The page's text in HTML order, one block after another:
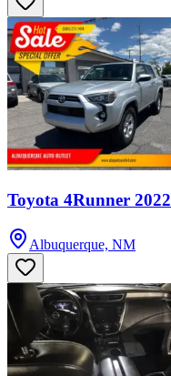
Toyota 4Runner 2022
Albuquerque, NM